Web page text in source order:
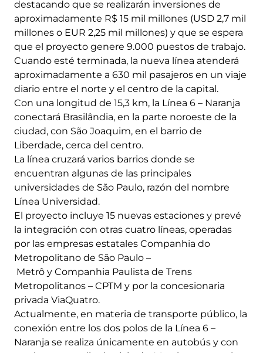
destacando que se realizarán inversiones de
aproximadamente R$ 15 mil millones (USD 2,7 mil
millones o EUR 2,25 mil millones) y que se espera
que el proyecto genere 9.000 puestos de trabajo.
Cuando esté terminada, la nueva línea atenderá
aproximadamente a 630 mil pasajeros en un viaje
diario entre el norte y el centro de la capital.
Con una longitud de 15,3 km, la Línea 6 – Naranja
conectará Brasilândia, en la parte noroeste de la
ciudad, con São Joaquim, en el barrio de
Liberdade, cerca del centro.
La línea cruzará varios barrios donde se
encuentran algunas de las principales
universidades de São Paulo, razón del nombre
Línea Universidad.
El proyecto incluye 15 nuevas estaciones y prevé
la integración con otras cuatro líneas, operadas
por las empresas estatales Companhia do
Metropolitano de São Paulo –
Metrô y Companhia Paulista de Trens
Metropolitanos – CPTM y por la concesionaria
privada ViaQuatro.
Actualmente, en materia de transporte público, la
conexión entre los dos polos de la Línea 6 –
Naranja se realiza únicamente en autobús y con